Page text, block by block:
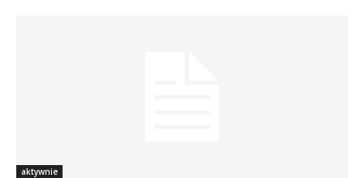
aktywnie